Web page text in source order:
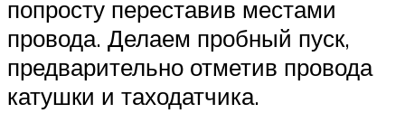
попросту переставив местами
провода. Делаем пробный пуск,
предварительно отметив провода
катушки и таходатчика.